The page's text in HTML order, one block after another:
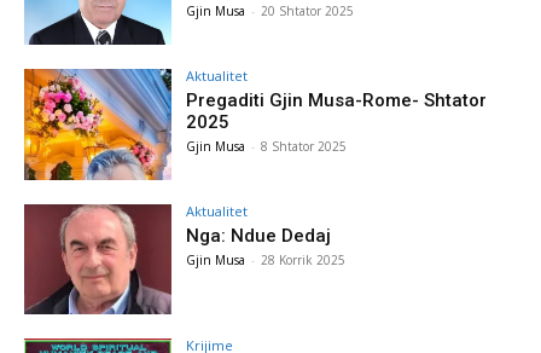
Gjin Musa - 20 Shtator 2025
Aktualitet
Pregaditi Gjin Musa-Rome- Shtator
2025
Gjin Musa - 8 Shtator 2025
Aktualitet
Nga: Ndue Dedaj
Gjin Musa - 28 Korrik 2025
Krijime